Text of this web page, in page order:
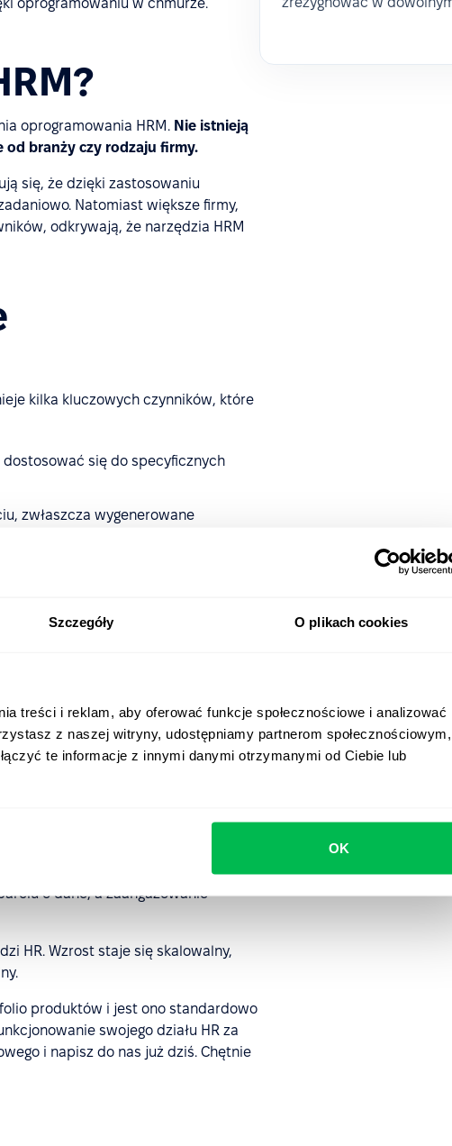
Szczegóły O plikach cookies
treści i reklam, aby oferować funkcje społecznościowe i analizować
z naszej witryny, udostępniamy partnerom społecznościowym,
te informacje z innymi danymi otrzymanymi od Ciebie lub
OK
oprogramowaniu w chmurze.
oprogramowania HRM. Nie istnieją
od branży czy rodzaju firmy.
się, że dzięki zastosowaniu
Natomiast większe firmy,
odkrywają, że narzędzia HRM
kilka kluczowych czynników, które
się do specyficznych
zwłaszcza wygenerowane
itp.
danych osobowych i informacji o
z bezpieczeństwem, ponieważ dane,
systemie chmury w celu
HRM
z narzędzia, które łączy je z
Informacje stają się łatwe do
i jest w stanie podejmować
o dane, a zaangażowanie
HR. Wzrost staje się skalowalny,
produktów i jest ono standardowo
swojego działu HR za
i napisz do nas już dziś. Chętnie